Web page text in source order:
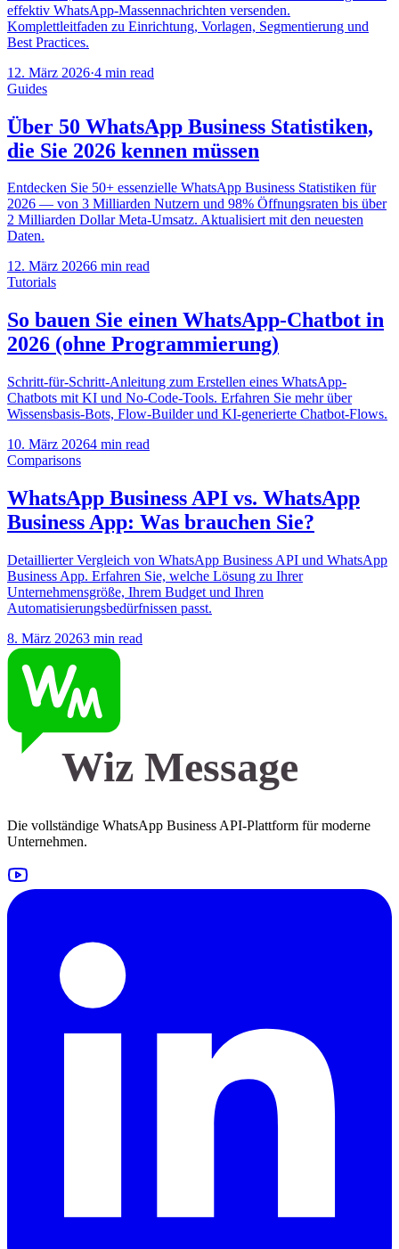
effektiv WhatsApp-Massennachrichten versenden.
Komplettleitfaden zu Einrichtung, Vorlagen, Segmentierung und
Best Practices.
12. März 2026·4 min read
Guides
Über 50 WhatsApp Business Statistiken,
die Sie 2026 kennen müssen
Entdecken Sie 50+ essenzielle WhatsApp Business Statistiken für
2026 — von 3 Milliarden Nutzern und 98% Öffnungsraten bis über
2 Milliarden Dollar Meta-Umsatz. Aktualisiert mit den neuesten
Daten.
12. März 20266 min read
Tutorials
So bauen Sie einen WhatsApp-Chatbot in
2026 (ohne Programmierung)
Schritt-für-Schritt-Anleitung zum Erstellen eines WhatsApp-
Chatbots mit KI und No-Code-Tools. Erfahren Sie mehr über
Wissensbasis-Bots, Flow-Builder und KI-generierte Chatbot-Flows.
10. März 20264 min read
Comparisons
WhatsApp Business API vs. WhatsApp
Business App: Was brauchen Sie?
Detaillierter Vergleich von WhatsApp Business API und WhatsApp
Business App. Erfahren Sie, welche Lösung zu Ihrer
Unternehmensgröße, Ihrem Budget und Ihren
Automatisierungsbedürfnissen passt.
8. März 20263 min read
Wiz Message
Die vollständige WhatsApp Business API-Plattform für moderne
Unternehmen.